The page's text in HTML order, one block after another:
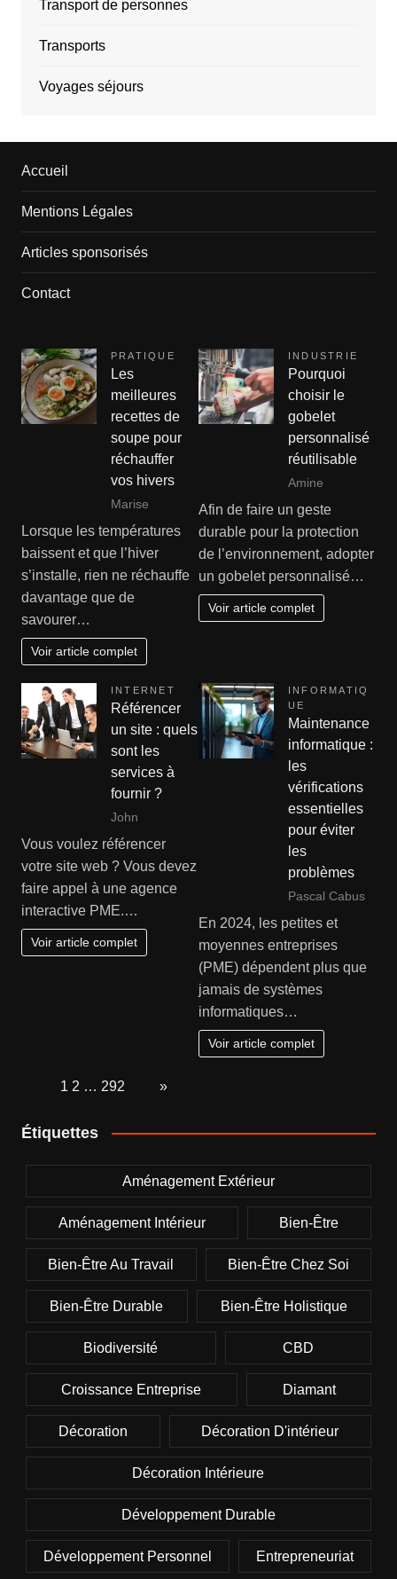
Transport de personnes
Transports
Voyages séjours
Accueil
Mentions Légales
Articles sponsorisés
Contact
PRATIQUE
Les
meilleures
recettes de
soupe pour
réchauffer
vos hivers
Marise
Lorsque les températures
baissent et que l’hiver
s’installe, rien ne réchauffe
davantage que de
savourer…
Voir article complet
INDUSTRIE
Pourquoi
choisir le
gobelet
personnalisé
réutilisable
Amine
Afin de faire un geste
durable pour la protection
de l’environnement, adopter
un gobelet personnalisé…
Voir article complet
INTERNET
Référencer
un site : quels
sont les
services à
fournir ?
John
Vous voulez référencer
votre site web ? Vous devez
faire appel à une agence
interactive PME.…
Voir article complet
INFORMATIQ
UE
Maintenance
informatique :
les
vérifications
essentielles
pour éviter
les
problèmes
Pascal Cabus
En 2024, les petites et
moyennes entreprises
(PME) dépendent plus que
jamais de systèmes
informatiques…
Voir article complet
1 2 … 292 »
Étiquettes
Aménagement Extérieur
Aménagement Intérieur Bien-Être
Bien-Être Au Travail Bien-Être Chez Soi
Bien-Être Durable Bien-Être Holistique
Biodiversité CBD
Croissance Entreprise Diamant
Décoration Décoration D'intérieur
Décoration Intérieure
Développement Durable
Développement Personnel Entrepreneuriat